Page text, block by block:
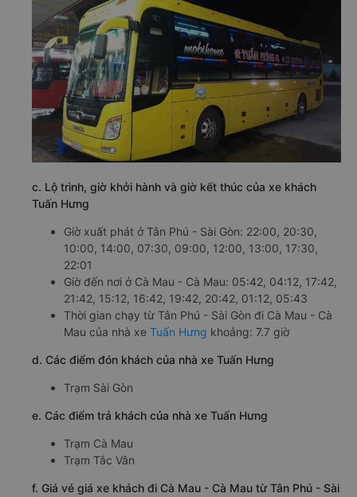
c. Lộ trình, giờ khởi hành và giờ kết thúc của xe khách
Tuấn Hưng
Giờ xuất phát ở Tân Phú - Sài Gòn: 22:00, 20:30,
10:00, 14:00, 07:30, 09:00, 12:00, 13:00, 17:30,
22:01
Giờ đến nơi ở Cà Mau - Cà Mau: 05:42, 04:12, 17:42,
21:42, 15:12, 16:42, 19:42, 20:42, 01:12, 05:43
Thời gian chạy từ Tân Phú - Sài Gòn đi Cà Mau - Cà
Mau của nhà xe Tuấn Hưng khoảng: 7.7 giờ
d. Các điểm đón khách của nhà xe Tuấn Hưng
Trạm Sài Gòn
e. Các điểm trả khách của nhà xe Tuấn Hưng
Trạm Cà Mau
Trạm Tắc Vân
f. Giá vé giá xe khách đi Cà Mau - Cà Mau từ Tân Phú - Sài